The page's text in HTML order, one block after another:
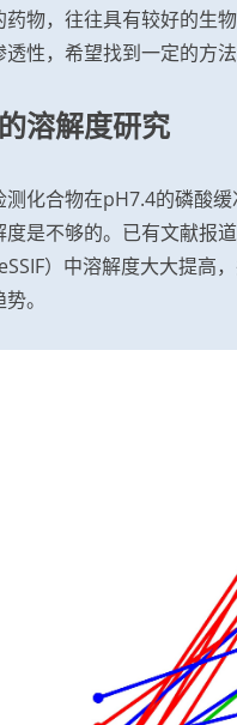
物，往往具有较好的生
性，希望找到一定的方
溶解度研究
化合物在pH7.4的磷酸
是不够的。已有文献报
）中溶解度大大提高
。